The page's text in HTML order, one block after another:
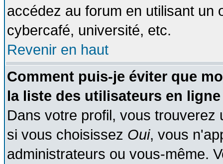
accédez au forum en utilisant un
cybercafé, université, etc.
Revenir en haut
Comment puis-je éviter que
la liste des utilisateurs en
Dans votre profil, vous trouverez
si vous choisissez Oui, vous
administrateurs ou vous-même.